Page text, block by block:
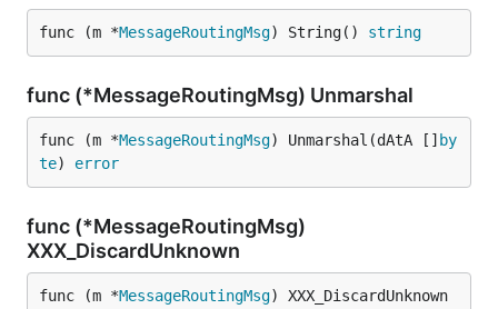
func (m *MessageRoutingMsg) String() string
func (*MessageRoutingMsg) Unmarshal
func (m *MessageRoutingMsg) Unmarshal(dAtA [] by
te) error
func (*MessageRoutingMsg)
XXX_DiscardUnknown
func (m *MessageRoutingMsg) XXX_DiscardUnknown